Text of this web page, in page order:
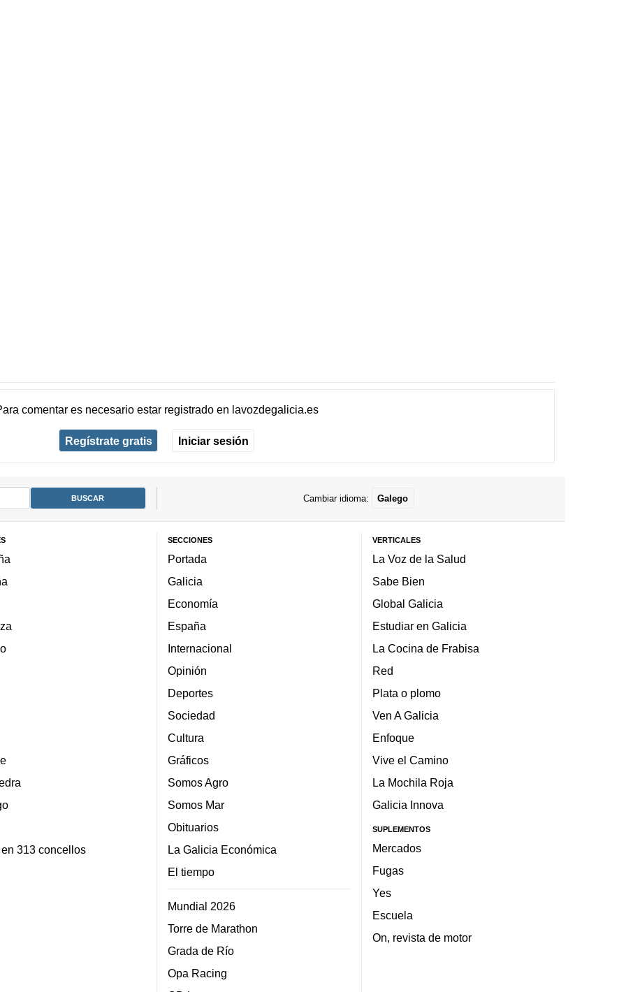
comentar es necesario estar registradoen lavozdegalicia.es
Regístrate gratis Iniciar sesión
Cambiar idioma: Galego
313 concellos
SECCIONES
Portada
Galicia
Economía
España
Internacional
Opinión
Deportes
Sociedad
Cultura
Gráficos
Somos Agro
Somos Mar
Obituarios
La Galicia Económica
El tiempo
Mundial 2026
Torre de Marathon
Grada de Río
Opa Racing
VERTICALES
La Voz de la Salud
Sabe Bien
Global Galicia
Estudiar en Galicia
La Cocina de Frabisa
Red
Plata o plomo
Ven A Galicia
Enfoque
Vive el Camino
La Mochila Roja
Galicia Innova
SUPLEMENTOS
Mercados
Fugas
Yes
Escuela
On, revista de motor